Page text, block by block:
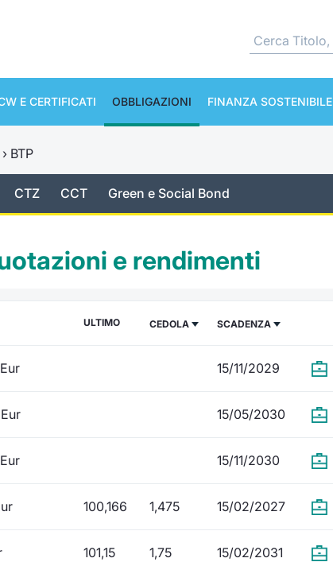
E CERTIFICATI OBBLIGAZIONI FINANZA SOSTENIBILE
› BTP
CTZ CCT Green e Social Bond
e rendimenti
ULTIMO CEDOLA SCADENZA
15/11/2029
15/05/2030
15/11/2030
100,166 1,475 15/02/2027
101,15 1,75 15/02/2031